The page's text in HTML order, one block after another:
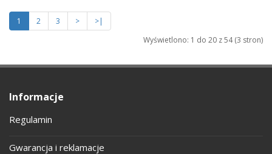
1 2 3 >
>|
Wyświetlono: 1 do 20 z 54 (3 stron)
Informacje
Regulamin
Gwarancja i reklamacje